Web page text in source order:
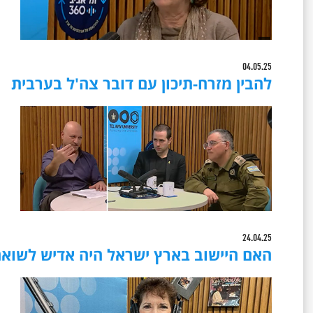
04.05.25
להבין מזרח-תיכון עם דובר צה'ל בערבית
24.04.25
האם היישוב בארץ ישראל היה אדיש